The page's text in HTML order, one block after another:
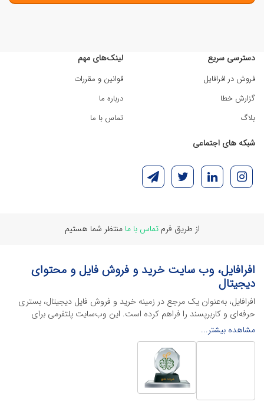
دسترسی سریع
فروش در افرافایل
گزارش خطا
بلاگ
لینک‌های مهم
قوانین و مقررات
درباره ما
تماس با ما
شبکه های اجتماعی
از طریق فرمتماس با ما منتظر شما هستیم
افرافایل، وب سایت خرید و فروش فایل و محتوای
دیجیتال
افرافایل، به‌عنوان یک مرجع در زمینه خرید و فروش فایل دیجیتال، بستری
حرفه‌ای و کاربرپسند را فراهم کرده است. این وب‌سایت‌ پلتفرمی برای
طراحان، دانشجویان و فریلنسرها ایجاد می‌کند تا به راحتی محصولات
دیجیتال خود را به فروش رسانده یا از محتواهایی باکیفیت برای پیشبرد
اهدافشان استفاده کنند.
این سایت با ارائه تنوع گسترده‌ای از محصولات دیجیتال از انواع فایل های
لایه باز نرم افراهای ادیت ویدئو گرفته تا فایل لایه باز فتوشاپ، ایلاستریتور و
اکسل گرفته تا قالب‌های ارائه پاورپوینت به کاربران کمک می‌کند تا زمان و
مشاهده بیشتر...